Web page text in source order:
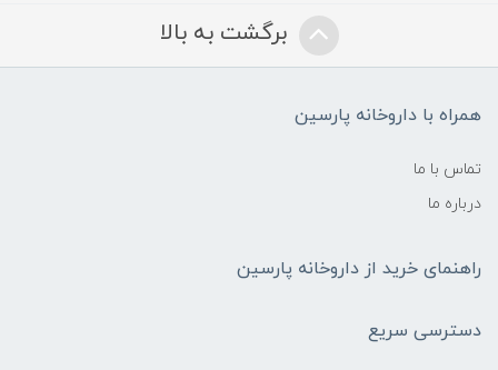
برگشت به بالا
همراه با داروخانه پارسین
تماس با ما
درباره ما
راهنمای خرید از داروخانه پارسین
دسترسی سریع